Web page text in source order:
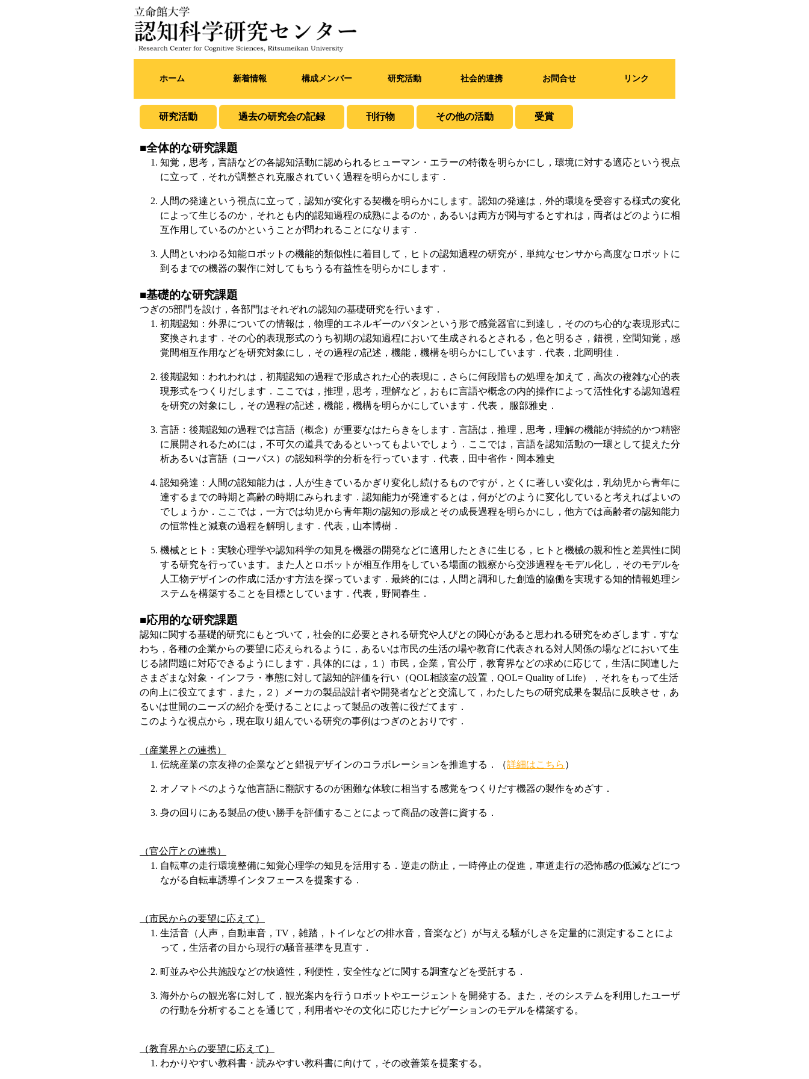
ホーム 新着情報 構成メンバー 研究活動 社会的連携 お問合せ リンク
研究活動 過去の研究会の記録 刊行物 その他の活動 受賞
■全体的な研究課題
知覚，思考，言語などの各認知活動に認められるヒューマン・エラーの特徴を明らかにし，環境に対する適応という視点
に立って，それが調整され克服されていく過程を明らかにします．
人間の発達という視点に立って，認知が変化する契機を明らかにします。認知の発達は，外的環境を受容する様式の変化
によって生じるのか，それとも内的認知過程の成熟によるのか，あるいは両方が関与するとすれは，両者はどのように相
互作用しているのかということが問われることになります．
人間といわゆる知能ロボットの機能的類似性に着目して，ヒトの認知過程の研究が，単純なセンサから高度なロボットに
到るまでの機器の製作に対してもちうる有益性を明らかにします．
■基礎的な研究課題
つぎの5部門を設け，各部門はそれぞれの認知の基礎研究を行います．
初期認知：外界についての情報は，物理的エネルギーのパタンという形で感覚器官に到達し，そののち心的な表現形式に
変換されます．その心的表現形式のうち初期の認知過程において生成されるとされる，色と明るさ，錯視，空間知覚，感
覚間相互作用などを研究対象にし，その過程の記述，機能，機構を明らかにしています．代表，北岡明佳．
後期認知：われわれは，初期認知の過程で形成された心的表現に，さらに何段階もの処理を加えて，高次の複雑な心的表
現形式をつくりだします．ここでは，推理，思考，理解など，おもに言語や概念の内的操作によって活性化する認知過程
を研究の対象にし，その過程の記述，機能，機構を明らかにしています．代表， 服部雅史．
言語：後期認知の過程では言語（概念）が重要なはたらきをします．言語は，推理，思考，理解の機能が持続的かつ精密
に展開されるためには，不可欠の道具であるといってもよいでしょう．ここでは，言語を認知活動の一環として捉えた分
析あるいは言語（コーパス）の認知科学的分析を行っています．代表，田中省作・岡本雅史
認知発達：人間の認知能力は，人が生きているかぎり変化し続けるものですが，とくに著しい変化は，乳幼児から青年に
達するまでの時期と高齢の時期にみられます．認知能力が発達するとは，何がどのように変化していると考えればよいの
でしょうか．ここでは，一方では幼児から青年期の認知の形成とその成長過程を明らかにし，他方では高齢者の認知能力
の恒常性と減衰の過程を解明します．代表，山本博樹．
機械とヒト：実験心理学や認知科学の知見を機器の開発などに適用したときに生じる，ヒトと機械の親和性と差異性に関
する研究を行っています。また人とロボットが相互作用をしている場面の観察から交渉過程をモデル化し，そのモデルを
人工物デザインの作成に活かす方法を探っています．最終的には，人間と調和した創造的協働を実現する知的情報処理シ
ステムを構築することを目標としています．代表，野間春生．
■応用的な研究課題
認知に関する基礎的研究にもとづいて，社会的に必要とされる研究や人びとの関心があると思われる研究をめざします．すな
わち，各種の企業からの要望に応えられるように，あるいは市民の生活の場や教育に代表される対人関係の場などにおいて生
じる諸問題に対応できるようにします．具体的には，１）市民，企業，官公庁，教育界などの求めに応じて，生活に関連した
さまざまな対象・インフラ・事態に対して認知的評価を行い（QOL相談室の設置，QOL= Quality of Life），それをもって生活
の向上に役立てます．また，２）メーカの製品設計者や開発者などと交流して，わたしたちの研究成果を製品に反映させ，あ
るいは世間のニーズの紹介を受けることによって製品の改善に役だてます．
このような視点から，現在取り組んでいる研究の事例はつぎのとおりです．
（産業界との連携）
伝統産業の京友禅の企業などと錯視デザインのコラボレーションを推進する．（詳細はこちら ）
オノマトペのような他言語に翻訳するのが困難な体験に相当する感覚をつくりだす機器の製作をめざす．
身の回りにある製品の使い勝手を評価することによって商品の改善に資する．
（官公庁との連携）
自転車の走行環境整備に知覚心理学の知見を活用する．逆走の防止，一時停止の促進，車道走行の恐怖感の低減などにつ
ながる自転車誘導インタフェースを提案する．
（市民からの要望に応えて）
生活音（人声，自動車音，TV，雑踏，トイレなどの排水音，音楽など）が与える騒がしさを定量的に測定することによ
って，生活者の目から現行の騒音基準を見直す．
町並みや公共施設などの快適性，利便性，安全性などに関する調査などを受託する．
海外からの観光客に対して，観光案内を行うロボットやエージェントを開発する。また，そのシステムを利用したユーザ
の行動を分析することを通じて，利用者やその文化に応じたナビゲーションのモデルを構築する。
（教育界からの要望に応えて）
わかりやすい教科書・読みやすい教科書に向けて，その改善策を提案する。